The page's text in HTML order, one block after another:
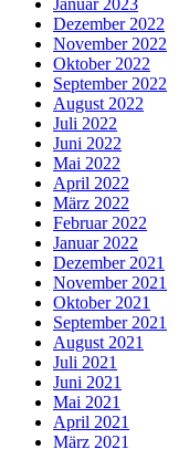
Dezember 2022
November 2022
Oktober 2022
September 2022
August 2022
Juli 2022
Juni 2022
Mai 2022
April 2022
März 2022
Februar 2022
Januar 2022
Dezember 2021
November 2021
Oktober 2021
September 2021
August 2021
Juli 2021
Juni 2021
Mai 2021
April 2021
März 2021